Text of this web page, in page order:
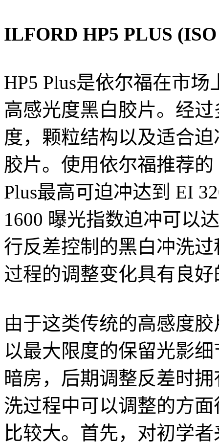
ILFORD HP5 PLUS (ISO
HP5 Plus是依尔福在市
高感光度黑白胶片。经
度，颗粒结构以及适合
胶片。使用依尔福推荐
Plus最高可迫冲达到 EI
1600 曝光指数迫冲可以
行反差控制的黑白冲洗
过程的调整变化具有良
由于这类传统的高感度
以最大限度的保留光影
暗房，后期调整反差时
洗过程中可以调整的方
比较大。首先，对初学